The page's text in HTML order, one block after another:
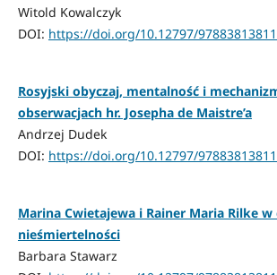
Witold Kowalczyk
DOI: https://doi.org/10.12797/
Rosyjski obyczaj, mentalność i
obserwacjach hr. Josepha de Maistre’a
Andrzej Dudek
DOI: https://doi.org/10.12797/
Marina Cwietajewa i Rainer Maria Rilke
nieśmiertelności
Barbara Stawarz